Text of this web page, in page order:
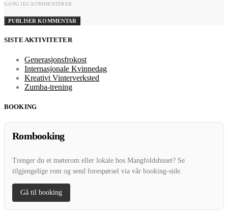
GANG JEG KOMMENTERER.
SISTE AKTIVITETER
Generasjonsfrokost
Internasjonale Kvinnedag
Kreativt Vinterverksted
Zumba-trening
BOOKING
Rombooking
Trenger du et møterom eller lokale hos Mangfoldshuset? Se
tilgjengelige rom og send forespørsel via vår booking-side.
Gå til booking